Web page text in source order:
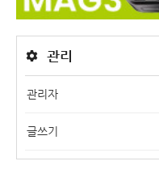
관리
관리자
글쓰기